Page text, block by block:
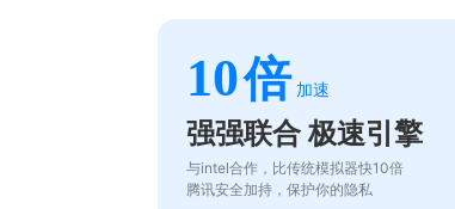
10倍 加速
强强联合 极速引擎
与intel合作，比传统模拟器快10倍
腾讯安全加持，保护你的隐私